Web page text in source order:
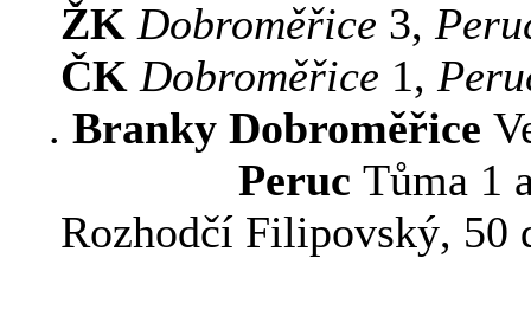
ŽK Dobroměřice 3,
ČK Dobroměřice 1,
. Branky Dobroměřice
Peruc Tůma 1
Rozhodčí Filipovský, 50